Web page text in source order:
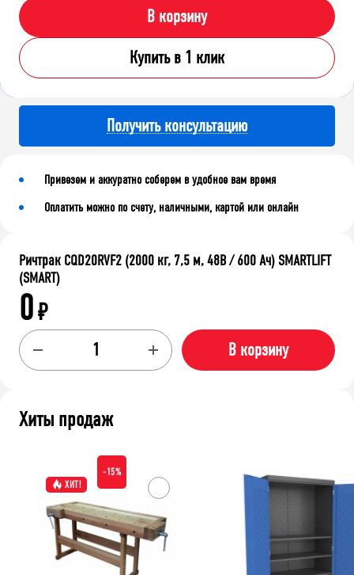
В корзину
Купить в 1 клик
Получить консультацию
Привезем и аккуратно соберем в удобное вам время
Оплатить можно по счету, наличными, картой или онлайн
Ричтрак CQD20RVF2 (2000 кг, 7,5 м, 48В / 600 Ач) SMARTLIFT
(SMART)
0₽
В корзину
Хиты продаж
ХИТ!
-15%